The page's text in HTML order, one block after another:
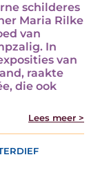
schilderes
Maria Rilke
van
In
van
raakte
die ook
Lees meer >